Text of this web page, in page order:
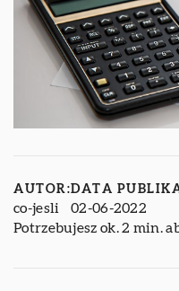
AUTOR:
co-jesli
DATA
02-06-2022
Potrzebujesz ok. 2 min.